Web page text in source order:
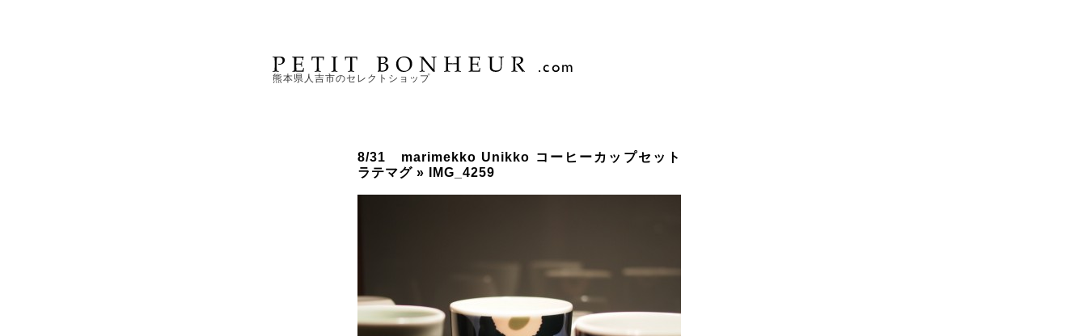
熊本県人吉市のセレクトショップ
8/31 marimekko Unikko コーヒーカップセット
ラテマグ » IMG_4259